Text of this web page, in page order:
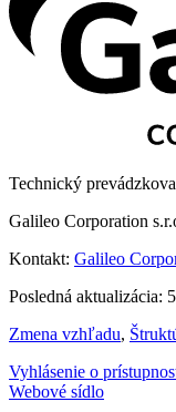
Technický
Galileo Corporation
Kontakt: Galileo
Posledná aktualizácia:
Zmena vzhľadu,
Vyhlásenie o
Webové sídlo